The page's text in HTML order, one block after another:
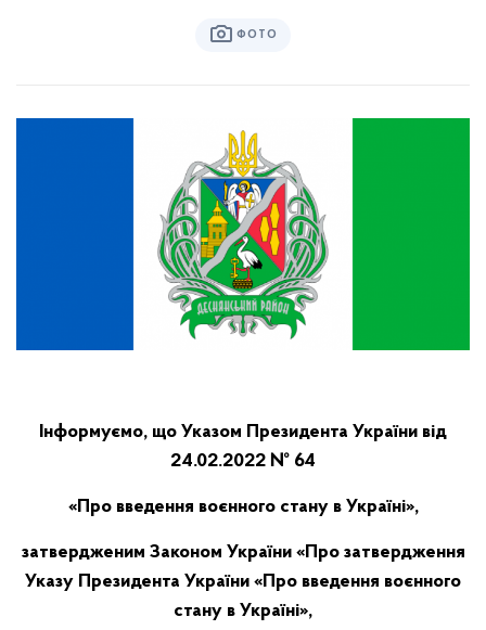
ФОТО
Інформуємо, що Указом Президента України від
24.02.2022 № 64
«Про введення воєнного стану в Україні»,
затвердженим Законом України «Про затвердження
Указу Президента України «Про введення воєнного
стану в Україні»,